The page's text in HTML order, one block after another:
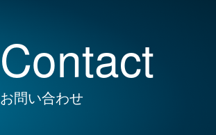
Contact
お問い合わせ